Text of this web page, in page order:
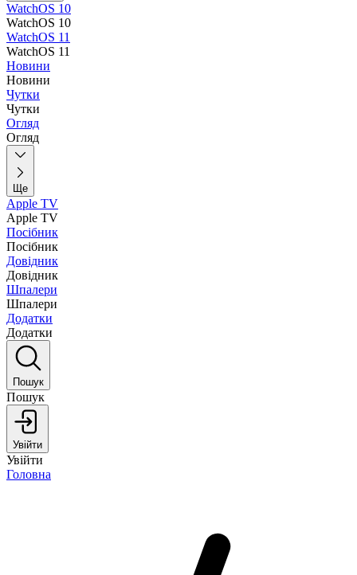
WatchOS 10
WatchOS 10
WatchOS 11
WatchOS 11
Новини
Новини
Чутки
Чутки
Огляд
Огляд
Ще
Apple TV
Apple TV
Посібник
Посібник
Довідник
Довідник
Шпалери
Шпалери
Додатки
Додатки
Пошук
Пошук
Увійти
Увійти
Головна